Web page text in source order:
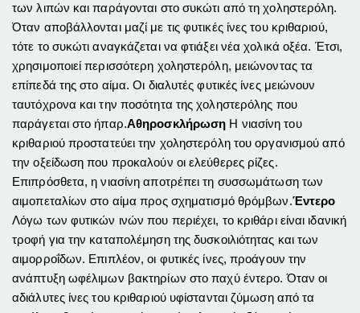
των λιπών και παράγονται στο συκώτι από τη χοληστερόλη.
Όταν αποβάλλονται μαζί με τις φυτικές ίνες του κριθαριού,
τότε το συκώτι αναγκάζεται να φτιάξει νέα χολικά οξέα. Έτσι,
χρησιμοποιεί περισσότερη χοληστερόλη, μειώνοντας τα
επίπεδά της στο αίμα. Οι διαλυτές φυτικές ίνες μειώνουν
ταυτόχρονα και την ποσότητα της χοληστερόλης που
παράγεται στο ήπαρ.Αθηροσκλήρωση Η νιασίνη του
κριθαριού προστατεύει την χοληστερόλη του οργανισμού από
την οξείδωση που προκαλούν οι ελεύθερες ρίζες.
Επιπρόσθετα, η νιασίνη αποτρέπει τη συσσωμάτωση των
αιμοπεταλίων στο αίμα προς σχηματισμό θρόμβων.Έντερο
Λόγω των φυτικών ινών που περιέχει, το κριθάρι είναι ιδανική
τροφή για την καταπολέμηση της δυσκοιλιότητας και των
αιμορροΐδων. Επιπλέον, οι φυτικές ίνες, προάγουν την
ανάπτυξη ωφέλιμων βακτηρίων στο παχύ έντερο. Όταν οι
αδιάλυτες ίνες του κριθαριού υφίστανται ζύμωση από τα